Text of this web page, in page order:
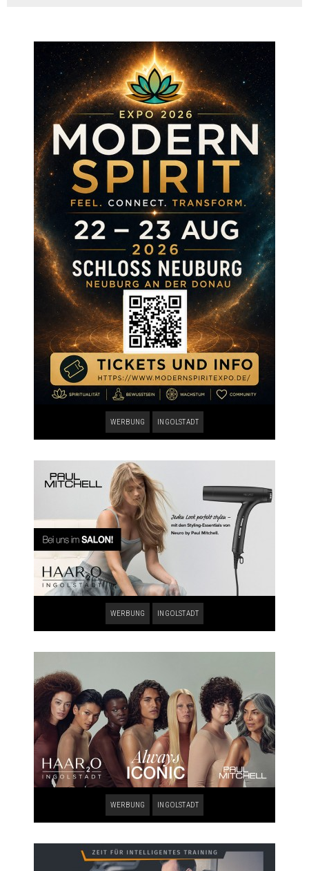
WERBUNG INGOLSTADT
WERBUNG INGOLSTADT
WERBUNG INGOLSTADT